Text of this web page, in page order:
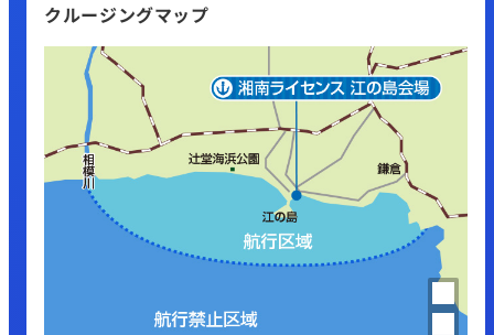
クルージングマップ